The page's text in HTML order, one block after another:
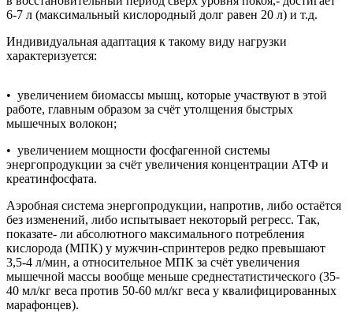
6-7 л (максимальный кислородный долг равен 20 л) и т.д.
Индивидуальная адаптация к такому виду нагрузки
характеризуется:
• увеличением биомассы мышц, которые участвуют в этой
работе, главным образом за счёт утолщения быстрых
мышечных волокон;
• увеличением мощности фосфагенной системы
энергопродукции за счёт увеличения концентрации АТФ и
креатинфосфата.
Аэробная система энергопродукции, напротив, либо остаётся
без изменений, либо испытывает некоторый регресс. Так,
показате- ли абсолютного максимального потребления
кислорода (МПК) у мужчин-спринтеров редко превышают
3,5-4 л/мин, а относительное МПК за счёт увеличения
мышечной массы вообще меньше среднестатистического (35-
40 мл/кг веса против 50-60 мл/кг веса у квалифицированных
марафонцев).